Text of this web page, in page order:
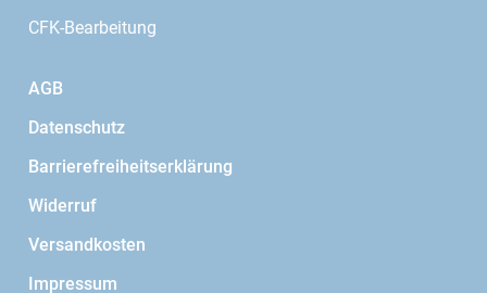
CFK-Bearbeitung
AGB
Datenschutz
Barrierefreiheitserklärung
Widerruf
Versandkosten
Impressum